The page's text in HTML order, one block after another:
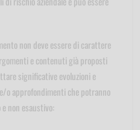
non deve essere di carattere
e contenuti già proposti
significative evoluzioni e
o approfondimenti che potranno
non esaustivo: